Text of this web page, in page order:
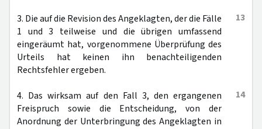
13
3. Die auf die Revision des Angeklagten, der die Fälle
1 und 3 teilweise und die übrigen umfassend
eingeräumt hat, vorgenommene Überprüfung des
Urteils hat keinen ihn benachteiligenden
Rechtsfehler ergeben.
14
4. Das wirksam auf den Fall 3, den ergangenen
Freispruch sowie die Entscheidung, von der
Anordnung der Unterbringung des Angeklagten in